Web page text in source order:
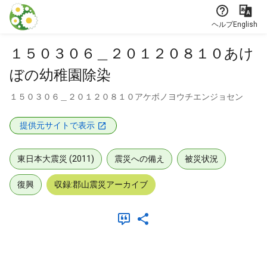
本文に飛ぶ
ヘルプEnglish
１５０３０６＿２０１２０８１０あけ
ぼの幼稚園除染
１５０３０６＿２０１２０８１０アケボノヨウチエンジョセン
提供元サイトで表示
東日本大震災 (2011) 震災への備え 被災状況
復興 収録:郡山震災アーカイブ